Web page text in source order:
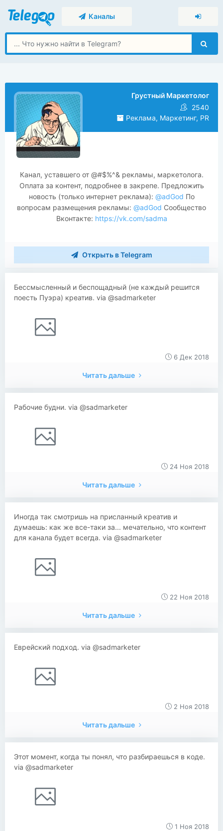
Каналы
Грустный Маркетолог
2540
Реклама, Маркетинг, PR
Канал, уставшего от @#$%^& рекламы, маркетолога.
Оплата за контент, подробнее в закрепе. Предложить
новость (только интернет реклама): @adGod По
вопросам размещения рекламы: @adGod Сообщество
Вконтакте: https://vk.com/sadma
Открыть в Telegram
Бессмысленный и беспощадный (не каждый решится
поесть Пуэра) креатив. via @sadmarketer
6 Дек 2018
Читать дальше
Рабочие будни. via @sadmarketer
24 Ноя 2018
Читать дальше
Иногда так смотришь на присланный креатив и
думаешь: как же все-таки за... мечательно, что контент
для канала будет всегда. via @sadmarketer
22 Ноя 2018
Читать дальше
Еврейский подход. via @sadmarketer
2 Ноя 2018
Читать дальше
Этот момент, когда ты понял, что разбираешься в коде.
via @sadmarketer
1 Ноя 2018